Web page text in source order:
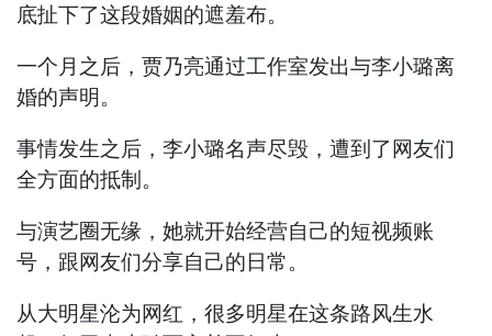
底扯下了这段婚姻的遮羞布。
一个月之后，贾乃亮通过工作室发出与李小璐离
婚的声明。
事情发生之后，李小璐名声尽毁，遭到了网友们
全方面的抵制。
与演艺圈无缘，她就开始经营自己的短视频账
号，跟网友们分享自己的日常。
从大明星沦为网红，很多明星在这条路风生水